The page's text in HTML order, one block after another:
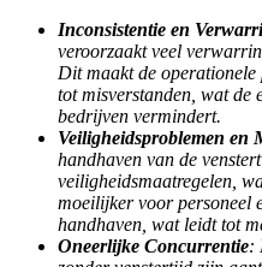
Inconsistentie en
veroorzaakt veel
Dit maakt de operationele
tot misverstanden, wat de
bedrijven vermindert.
Veiligheidsproblemen en
handhaven van de
veiligheidsmaatregelen,
moeilijker voor personeel
handhaven, wat leidt tot
Oneerlijke Concurrentie: